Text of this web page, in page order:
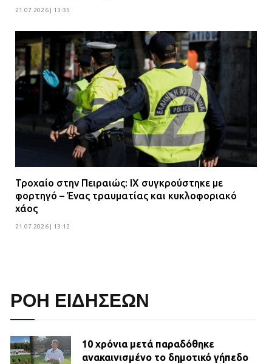
21.07.2026 | 13:35
Τροχαίο στην Πειραιώς: ΙΧ συγκρούστηκε με
φορτηγό – Ένας τραυματίας και κυκλοφοριακό
χάος
21.07.2026 | 13:12
ΡΟΗ ΕΙΔΗΣΕΩΝ
10 χρόνια μετά παραδόθηκε
ανακαινισμένο το δημοτικό γήπεδο